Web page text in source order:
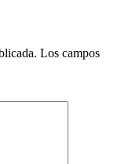
Los campos